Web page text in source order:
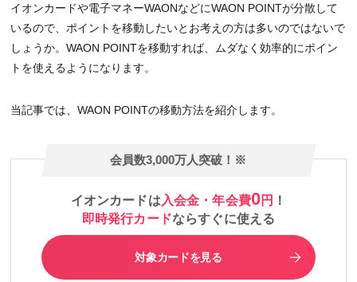
イオンカードや電子マネーWAONなどにWAON POINTが分散して
いるので、ポイントを移動したいとお考えの方は多いのではないで
しょうか。WAON POINTを移動すれば、ムダなく効率的にポイン
トを使えるようになります。
当記事では、WAON POINTの移動方法を紹介します。
会員数3,000万人突破！※
イオンカードは 入会金・年会費0円 ！
即時発行カードならすぐに使える
対象カードを見る